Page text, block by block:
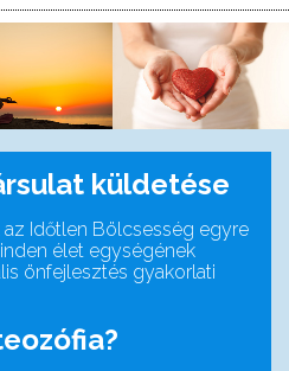
küldetése
Időtlen Bölcsesség egyre
élet egységének
önfejlesztés gyakorlati